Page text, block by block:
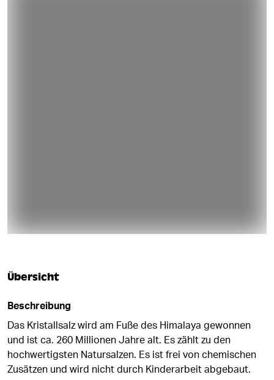
Übersicht
Beschreibung
Das Kristallsalz wird am Fuße des Himalaya gewonnen
und ist ca. 260 Millionen Jahre alt. Es zählt zu den
hochwertigsten Natursalzen. Es ist frei von chemischen
Zusätzen und wird nicht durch Kinderarbeit abgebaut.